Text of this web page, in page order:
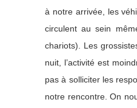
à notre arrivée, les
circulent au sein
chariots). Les
nuit, l’activité est
pas à solliciter les
notre rencontre. On